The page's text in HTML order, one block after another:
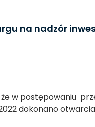
na nadzór
że w postępowaniu
dokonano